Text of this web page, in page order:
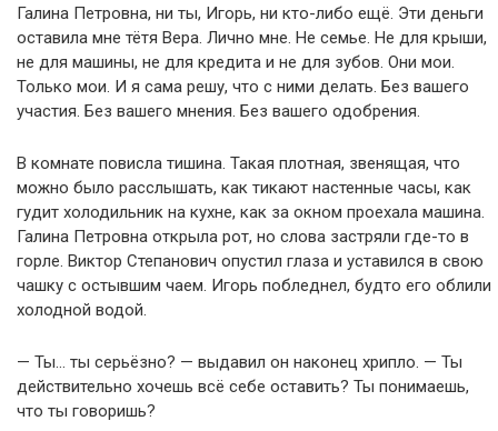
Галина Петровна, ни ты, Игорь, ни кто-либо ещё. Эти деньги
оставила мне тётя Вера. Лично мне. Не семье. Не для крыши,
не для машины, не для кредита и не для зубов. Они мои.
Только мои. И я сама решу, что с ними делать. Без вашего
участия. Без вашего мнения. Без вашего одобрения.
В комнате повисла тишина. Такая плотная, звенящая, что
можно было расслышать, как тикают настенные часы, как
гудит холодильник на кухне, как за окном проехала машина.
Галина Петровна открыла рот, но слова застряли где-то в
горле. Виктор Степанович опустил глаза и уставился в свою
чашку с остывшим чаем. Игорь побледнел, будто его облили
холодной водой.
— Ты… ты серьёзно? — выдавил он наконец хрипло. — Ты
действительно хочешь всё себе оставить? Ты понимаешь,
что ты говоришь?